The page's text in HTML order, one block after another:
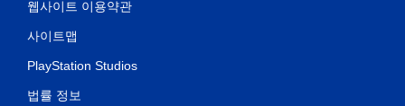
웹사이트 이용약관
사이트맵
PlayStation Studios
법률 정보